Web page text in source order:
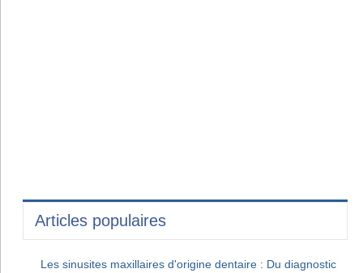
Articles populaires
Les sinusites maxillaires d'origine dentaire : Du diagnostic